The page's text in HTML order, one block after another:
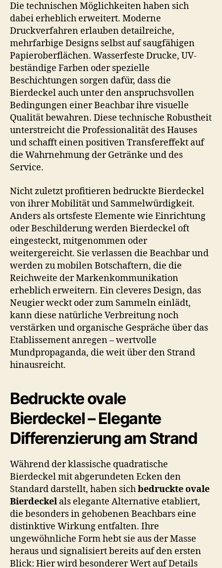
Die technischen Möglichkeiten haben sich
dabei erheblich erweitert. Moderne
Druckverfahren erlauben detailreiche,
mehrfarbige Designs selbst auf saugfähigen
Papieroberflächen. Wasserfeste Drucke, UV-
beständige Farben oder spezielle
Beschichtungen sorgen dafür, dass die
Bierdeckel auch unter den anspruchsvollen
Bedingungen einer Beachbar ihre visuelle
Qualität bewahren. Diese technische Robustheit
unterstreicht die Professionalität des Hauses
und schafft einen positiven Transfereffekt auf
die Wahrnehmung der Getränke und des
Service.
Nicht zuletzt profitieren bedruckte Bierdeckel
von ihrer Mobilität und Sammelwürdigkeit.
Anders als ortsfeste Elemente wie Einrichtung
oder Beschilderung werden Bierdeckel oft
eingesteckt, mitgenommen oder
weitergereicht. Sie verlassen die Beachbar und
werden zu mobilen Botschaftern, die die
Reichweite der Markenkommunikation
erheblich erweitern. Ein cleveres Design, das
Neugier weckt oder zum Sammeln einlädt,
kann diese natürliche Verbreitung noch
verstärken und organische Gespräche über das
Etablissement anregen – wertvolle
Mundpropaganda, die weit über den Strand
hinausreicht.
Bedruckte ovale
Bierdeckel – Elegante
Differenzierung am Strand
Während der klassische quadratische
Bierdeckel mit abgerundeten Ecken den
Standard darstellt, haben sichbedruckte ovale
Bierdeckel als elegante Alternative etabliert,
die besonders in gehobenen Beachbars eine
distinktive Wirkung entfalten. Ihre
ungewöhnliche Form hebt sie aus der Masse
heraus und signalisiert bereits auf den ersten
Blick: Hier wird besonderer Wert auf Details